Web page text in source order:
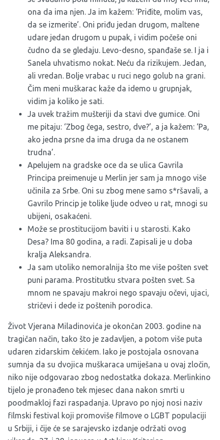
ona da ima njen. Ja im kažem: ‘Priđite, molim vas,
da se izmerite’. Oni priđu jedan drugom, maltene
udare jedan drugom u pupak, i vidim počeše oni
čudno da se gledaju. Levo-desno, spanđaše se. I ja i
Sanela uhvatismo nokat. Neću da rizikujem. Jedan,
ali vredan. Bolje vrabac u ruci nego golub na grani.
Čim meni muškarac kaže da idemo u grupnjak,
vidim ja koliko je sati.
Ja uvek tražim mušteriji da stavi dve gumice. Oni
me pitaju: ‘Zbog čega, sestro, dve?’, a ja kažem: ‘Pa,
ako jedna prsne da ima druga da ne ostanem
trudna’.
Apelujem na gradske oce da se ulica Gavrila
Principa preimenuje u Merlin jer sam ja mnogo više
učinila za Srbe. Oni su zbog mene samo s*ršavali, a
Gavrilo Princip je tolike ljude odveo u rat, mnogi su
ubijeni, osakaćeni.
Može se prostitucijom baviti i u starosti. Kako
Desa? Ima 80 godina, a radi. Zapisali je u doba
kralja Aleksandra.
Ja sam utoliko nemoralnija što me više pošten svet
puni parama. Prostitutku stvara pošten svet. Sa
mnom ne spavaju makroi nego spavaju očevi, ujaci,
stričevi i dede iz poštenih porodica.
Život Vjerana Miladinovića je okončan 2003. godine na
tragičan način, tako što je zadavljen, a potom više puta
udaren zidarskim čekićem. Iako je postojala osnovana
sumnja da su dvojica muškaraca umiješana u ovaj zločin,
niko nije odgovarao zbog nedostatka dokaza. Merlinkino
tijelo je pronađeno tek mjesec dana nakon smrti u
poodmakloj fazi raspadanja. Upravo po njoj nosi naziv
filmski festival koji promoviše filmove o LGBT populaciji
u Srbiji, i čije će se sarajevsko izdanje održati ovog